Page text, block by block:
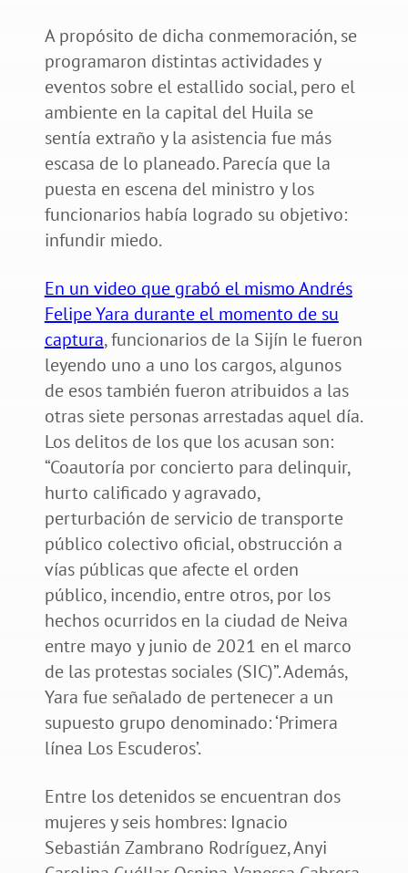
A propósito de dicha conmemoración, se
programaron distintas actividades y
eventos sobre el estallido social, pero el
ambiente en la capital del Huila se
sentía extraño y la asistencia fue más
escasa de lo planeado. Parecía que la
puesta en escena del ministro y los
funcionarios había logrado su objetivo:
infundir miedo.
En un video que grabó el mismo Andrés
Felipe Yara durante el momento de su
captura, funcionarios de la Sijín le fueron
leyendo uno a uno los cargos, algunos
de esos también fueron atribuidos a las
otras siete personas arrestadas aquel día.
Los delitos de los que los acusan son:
“Coautoría por concierto para delinquir,
hurto calificado y agravado,
perturbación de servicio de transporte
público colectivo oficial, obstrucción a
vías públicas que afecte el orden
público, incendio, entre otros, por los
hechos ocurridos en la ciudad de Neiva
entre mayo y junio de 2021 en el marco
de las protestas sociales (SIC)”. Además,
Yara fue señalado de pertenecer a un
supuesto grupo denominado: ‘Primera
línea Los Escuderos’.
Entre los detenidos se encuentran dos
mujeres y seis hombres: Ignacio
Sebastián Zambrano Rodríguez, Anyi